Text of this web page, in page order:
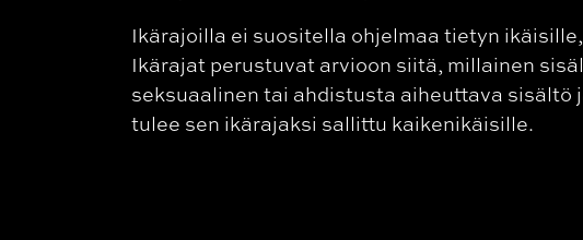
Ikärajoilla ei suositella ohjelmaa tietyn
Ikärajat perustuvat arvioon siitä, millainen
seksuaalinen tai ahdistusta aiheuttava
tulee sen ikärajaksi sallittu kaikenikäisille.